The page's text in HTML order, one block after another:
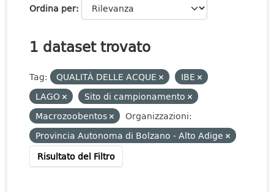
Ordina per
1 dataset trovato
Tag: QUALITÀ DELLE ACQUE
IBE
LAGO
Sito di campionamento
Macrozoobentos
Organizzazioni:
Provincia Autonoma di Bolzano - Alto Adige
Risultato del Filtro